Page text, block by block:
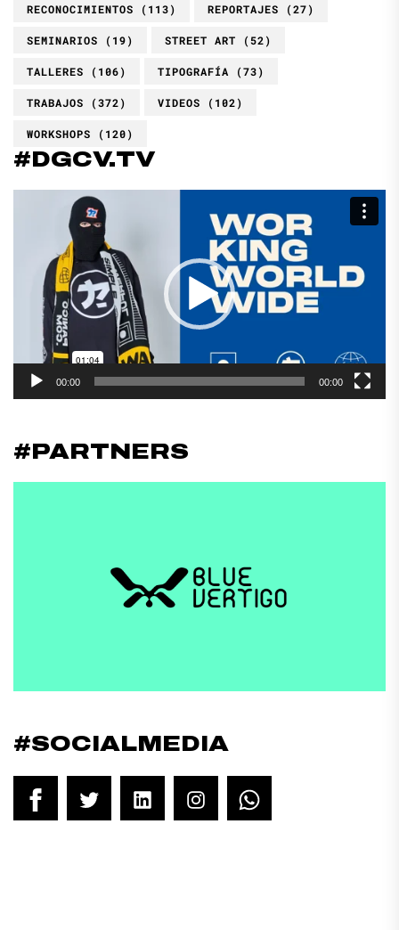
RECONOCIMIENTOS (113) REPORTAJES (27)
SEMINARIOS (19) STREET ART (52)
TALLERES (106) TIPOGRAFÍA (73)
TRABAJOS (372) VIDEOS (102)
WORKSHOPS (120)
#DGCV.TV
Reproductor
00:00 00:00
#PARTNERS
#SOCIALMEDIA
FacebookTwitter LinkedInInstagram